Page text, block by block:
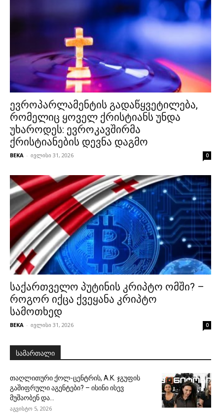
ევროპარლამენტის გადაწყვეტილება,
რომელიც ყოველ ქრისტიანს უნდა
უხაროდეს: ევროკავშირმა
ქრისტიანების დევნა დაგმო
BEKA - ივლისი 31, 2026 0
საქართველო პუტინის კრიპტო ომში? –
როგორ იქცა ქვეყანა კრიპტო
სამოთხედ
BEKA - ივლისი 31, 2026 0
სამართალი
თაღლითური ქოლ-ცენტრის, A.K. ჯგუფის
გაშიფრული აგენტები? – ისინი ისევ
მუშაობენ და...
აგვისტო 5, 2026